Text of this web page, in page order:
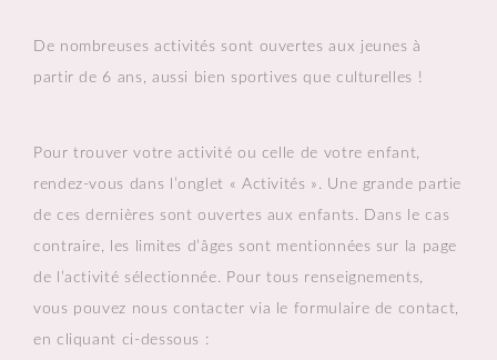
De nombreuses activités sont ouvertes aux jeunes à
partir de 6 ans, aussi bien sportives que culturelles !
Pour trouver votre activité ou celle de votre enfant,
rendez-vous dans l’onglet « Activités ». Une grande partie
de ces dernières sont ouvertes aux enfants. Dans le cas
contraire, les limites d’âges sont mentionnées sur la page
de l’activité sélectionnée. Pour tous renseignements,
vous pouvez nous contacter via le formulaire de contact,
en cliquant ci-dessous :